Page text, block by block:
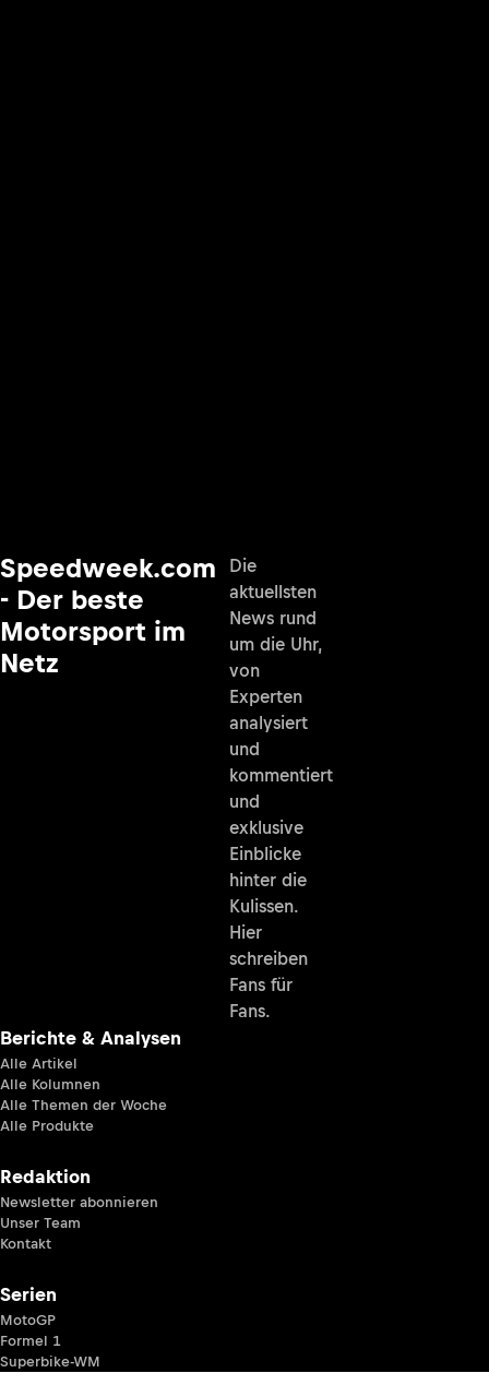
Speedweek.com
- Der beste
Motorsport im
Netz
Die
aktuellsten
News rund
um die Uhr,
von
Experten
analysiert
und
kommentiert
und
exklusive
Einblicke
hinter die
Kulissen.
Hier
schreiben
Fans für
Fans.
Berichte & Analysen
Alle Artikel
Alle Kolumnen
Alle Themen der Woche
Alle Produkte
Redaktion
Newsletter abonnieren
Unser Team
Kontakt
Serien
MotoGP
Formel 1
Superbike-WM